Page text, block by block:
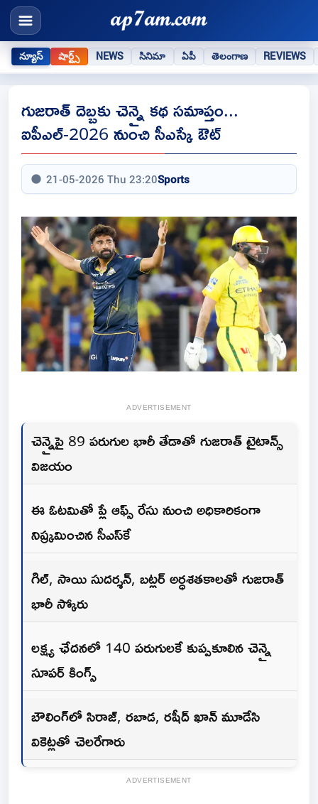
న్యూస్ షార్ట్స్ NEWS సినిమా ఏపీ తెలంగాణ REVIEWS
గుజరాత్ దెబ్బకు చెన్నై కథ సమాప్తం...
ఐపీఎల్-2026 నుంచి సీఎస్కే ఔట్
21-05-2026 Thu 23:20Sports
ADVERTISEMENT
చెన్నైపై 89 పరుగుల భారీ తేడాతో గుజరాత్ టైటాన్స్
విజయం
ఈ ఓటమితో ప్లే ఆఫ్స్ రేసు నుంచి అధికారికంగా
నిష్క్రమించిన సీఎస్‌కే
గిల్, సాయి సుదర్శన్, బట్లర్ అర్ధశతకాలతో గుజరాత్
భారీ స్కోరు
లక్ష్య ఛేదనలో 140 పరుగులకే కుప్పకూలిన చెన్నై
సూపర్ కింగ్స్
బౌలింగ్‌లో సిరాజ్, రబాడ, రషీద్ ఖాన్ మూడేసి
వికెట్లతో చెలరేగారు
ADVERTISEMENT